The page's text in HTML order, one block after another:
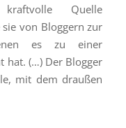
Quelle
von Bloggern zur
es zu einer
hat. (…) Der Blogger
mit dem draußen